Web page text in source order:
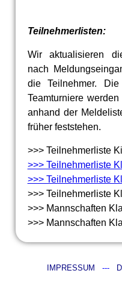
Teilnehmerlisten:
Wir aktualisieren
nach
die Teilnehmer.
Teamturniere
anhand der
früher feststehen.
>>> Teilnehmerliste
>>> Teilnehmerliste
>>> Teilnehmerliste
>>> Teilnehmerliste
>>> Mannschaften
>>> Mannschaften
IMPRESSUM ---